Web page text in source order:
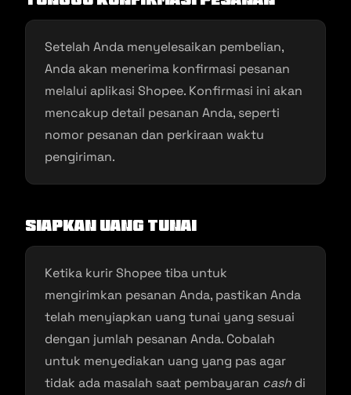
Setelah Anda menyelesaikan pembelian,
Anda akan menerima konfirmasi pesanan
melalui aplikasi Shopee. Konfirmasi ini akan
mencakup detail pesanan Anda, seperti
nomor pesanan dan perkiraan waktu
pengiriman.
Siapkan Uang Tunai
Ketika kurir Shopee tiba untuk
mengirimkan pesanan Anda, pastikan Anda
telah menyiapkan uang tunai yang sesuai
dengan jumlah pesanan Anda. Cobalah
untuk menyediakan uang yang pas agar
tidak ada masalah saat pembayaran cash di